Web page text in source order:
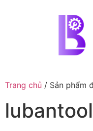
Trang chủ / Sản phẩm